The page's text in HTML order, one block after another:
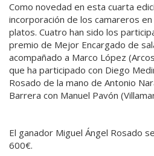
Como novedad en esta cuarta
incorporación de los camareros
platos. Cuatro han sido los
premio de Mejor Encargado de
acompañado a Marco López
que ha participado con Diego
Rosado de la mano de Antonio
Barrera con Manuel Pavón
El ganador Miguel Ángel Rosado
600€.